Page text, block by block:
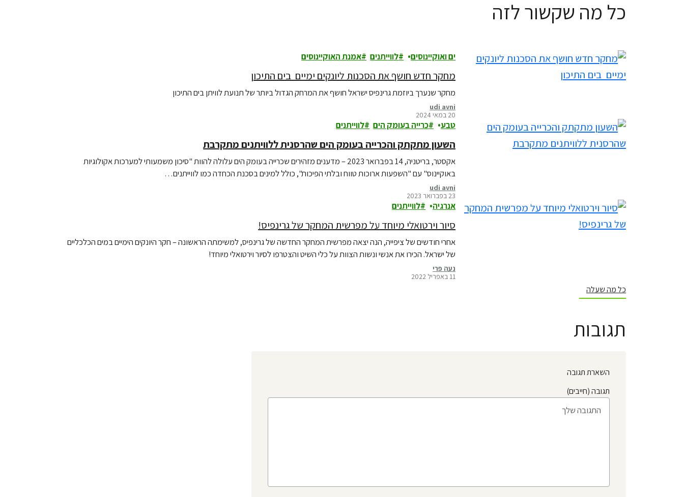
כל מה שקשור לזה
ים ואוקיינוסים לווייתנים אמנת האוקיינוסים
מחקר חדש חושף את הסכנות ליונקים ימיים בים התיכון
מחקר שנערך ביוזמת גרינפיס ישראל חושף את המרחק הגדול ביותר של תנועת לוויתן בים התיכון
udi avni
20 במאי 2024
טבע כרייה בעומק הים לווייתנים
השעון מתקתק והכרייה בעומק הים שהרסנית ללוויתנים מתקרבת
אקסטר, בריטניה, 14 בפברואר 2023 – מדענים מזהירים שכרייה בעומק הים עלולה להוות "סיכון משמעותי למערכות אקולוגיות
באוקיינוס" עם "השפעות ארוכות טווח ובלתי הפיכות", כולל למינים בסכנת הכחדה כמו לווייתנים…
udi avni
23 בפברואר 2023
אנרגיה לווייתנים
סיור וירטואלי מיוחד על מפרשית המחקר של גרינפיס!
אחרי חודשים של ציפייה, הנה יצאה מפרשית המחקר החדשה של גרינפיס, למשימתה הראשונה – חקר היונקים הימיים במים הכלכליים
של ישראל. הכירו את אנשי ונשות הצוות על כלי השיט והצטרפו לסיור וירטואלי מיוחד!
נעה פרי
11 באפריל 2022
כל מה שעלה
תגובות
השארת תגובה
תגובה (חייבים)